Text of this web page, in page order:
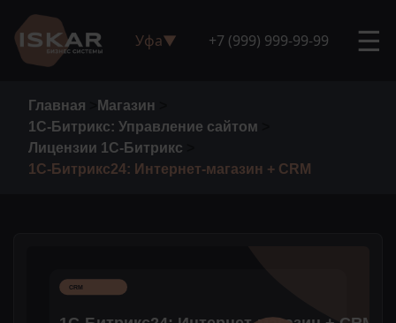
Уфа▼ +7 (999) 999-99-99 ☰
Главная Магазин
1С-Битрикс: Управление сайтом
Лицензии 1С-Битрикс
1С-Битрикс24: Интернет-магазин + CRM